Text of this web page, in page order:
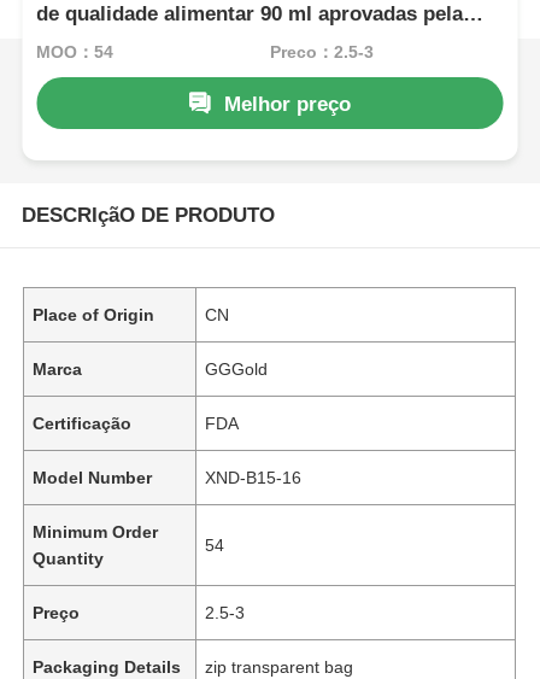
de qualidade alimentar 90 ml aprovadas pela
TSA
MOQ：54 Preço：2.5-3
Melhor preço
DESCRIçãO DE PRODUTO
Place of Origin CN
Marca GGGold
Certificação FDA
Model Number XND-B15-16
Minimum Order
Quantity
54
Preço 2.5-3
Packaging Details zip transparent bag